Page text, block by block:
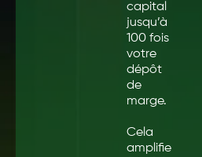
capital
jusqu’à
100 fois
votre
dépôt
de
marge.
Cela
amplifie